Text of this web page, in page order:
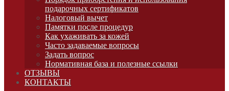
подарочных сертификатов
Налоговый вычет
Памятки после процедур
Как ухаживать за кожей
Часто задаваемые вопросы
Задать вопрос
Нормативная база и полезные ссылки
ОТЗЫВЫ
КОНТАКТЫ